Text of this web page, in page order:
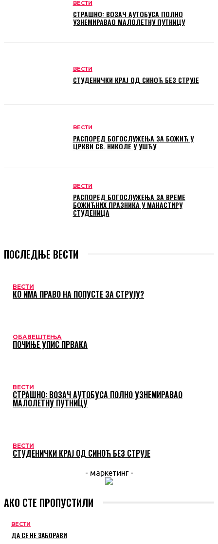
ВЕСТИ
СТРАШНО: ВОЗАЧ АУТОБУСА ПОЛНО
УЗНЕМИРАВАО МАЛОЛЕТНУ ПУТНИЦУ
ВЕСТИ
СТУДЕНИЧКИ КРАЈ ОД СИНОЋ БЕЗ СТРУЈЕ
ВЕСТИ
РАСПОРЕД БОГОСЛУЖЕЊА ЗА БОЖИЋ У
ЦРКВИ СВ. НИКОЛЕ У УШЋУ
ВЕСТИ
РАСПОРЕД БОГОСЛУЖЕЊА ЗА ВРЕМЕ
БОЖИЋНИХ ПРАЗНИКА У МАНАСТИРУ
СТУДЕНИЦА
ПОСЛЕДЊЕ ВЕСТИ
ВЕСТИ
КО ИМА ПРАВО НА ПОПУСТЕ ЗА СТРУЈУ?
ОБАВЕШТЕЊА
ПОЧИЊЕ УПИС ПРВАКА
ВЕСТИ
СТРАШНО: ВОЗАЧ АУТОБУСА ПОЛНО УЗНЕМИРАВАО
МАЛОЛЕТНУ ПУТНИЦУ
ВЕСТИ
СТУДЕНИЧКИ КРАЈ ОД СИНОЋ БЕЗ СТРУЈЕ
- маркетинг -
АКО СТЕ ПРОПУСТИЛИ
ВЕСТИ
ДА СЕ НЕ ЗАБОРАВИ